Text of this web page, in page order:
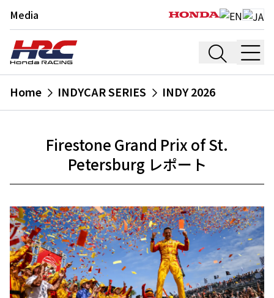
Media
Home INDYCAR SERIES INDY 2026
Firestone Grand Prix of St.
Petersburg レポート